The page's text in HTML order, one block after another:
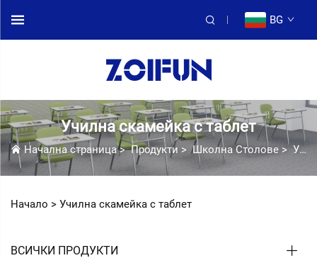
BG
Училна скамейка с таблет
Начална страница>Продукти >Школна Столове >Училна скамейка с таблет
Начало > Училна скамейка с таблет
ВСИЧКИ ПРОДУКТИ